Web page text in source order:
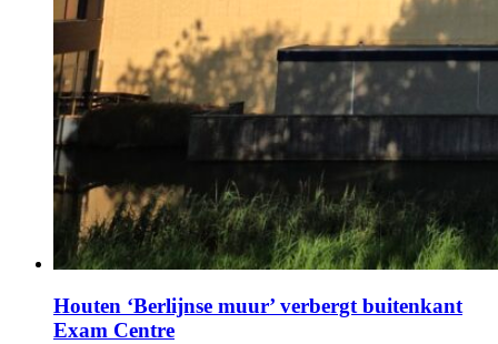
Houten ‘Berlijnse muur’ verbergt buitenkant
Exam Centre